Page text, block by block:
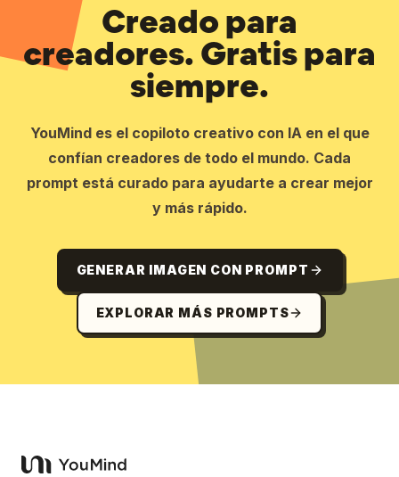
Creado para
creadores. Gratis para
siempre.
YouMind es el copiloto creativo con IA en el que
confían creadores de todo el mundo. Cada
prompt está curado para ayudarte a crear mejor
y más rápido.
GENERAR IMAGEN CON PROMPT
EXPLORAR MÁS PROMPTS